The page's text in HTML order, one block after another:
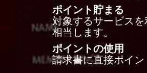
ポイント貯まる
対象するサービス
相当します。
ポイントの使用
請求書に直接ポイン